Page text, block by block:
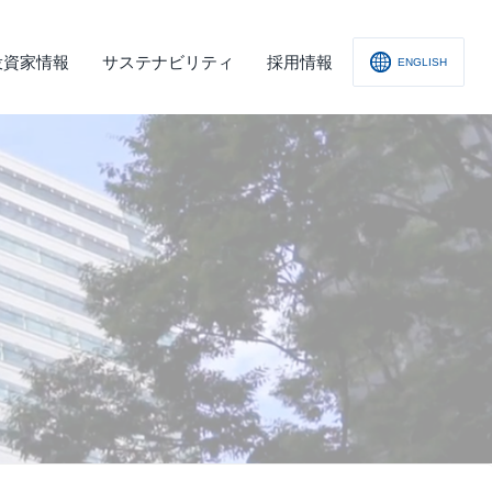
概要
情報
レポート
資家情報
他
スクロージャー･ポリシー
公告
事項
あるご質問
サステナビリティ
への取り組み
採用情報 ENGLISH